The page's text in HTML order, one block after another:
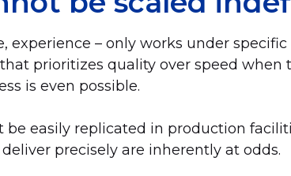
experience – only works under
prioritizes quality over speed
is even possible.
easily replicated in production
precisely are inherently at odds.